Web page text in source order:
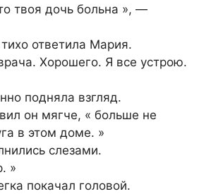
твоя дочь больна », —
ответила Мария.
Хорошего. Я все устрою.
подняла взгляд.
он мягче, « больше не
в этом доме. »
слезами.
»
покачал головой.